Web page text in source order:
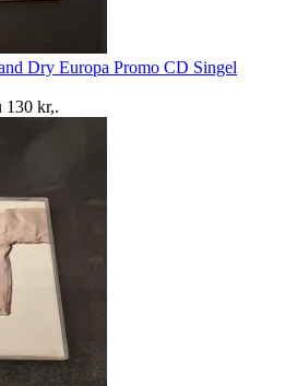
Dry Europa Promo CD Singel
130 kr,.